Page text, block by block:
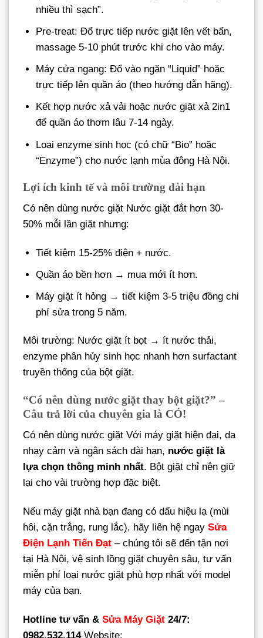
nhiều thì sạch”.
Pre-treat: Đổ trực tiếp nước giặt lên vết bẩn,
massage 5-10 phút trước khi cho vào máy.
Máy cửa ngang: Đổ vào ngăn “Liquid” hoặc
trực tiếp lên quần áo (theo hướng dẫn hãng).
Kết hợp nước xả vải hoặc nước giặt xả 2in1
để quần áo thơm lâu 7-14 ngày.
Loại enzyme sinh học (có chữ “Bio” hoặc
“Enzyme”) cho nước lạnh mùa đông Hà Nội.
Lợi ích kinh tế và môi trường dài hạn
Có nên dùng nước giặt Nước giặt đắt hơn 30-
50% mỗi lần giặt nhưng:
Tiết kiệm 15-25% điện + nước.
Quần áo bền hơn → mua mới ít hơn.
Máy giặt ít hỏng → tiết kiệm 3-5 triệu đồng chi
phí sửa trong 5 năm.
Môi trường: Nước giặt ít bọt → ít nước thải,
enzyme phân hủy sinh học nhanh hơn surfactant
truyền thống của bột giặt.
“Có nên dùng nước giặt thay bột giặt?” –
Câu trả lời của chuyên gia là CÓ!
Có nên dùng nước giặt Với máy giặt hiện đại, da
nhạy cảm và ngân sách dài hạn, nước giặt là
lựa chọn thông minh nhất. Bột giặt chỉ nên giữ
lại cho vài trường hợp đặc biệt.
Nếu máy giặt nhà bạn đang có dấu hiệu lạ (mùi
hôi, cặn trắng, rung lắc), hãy liên hệ ngay Sửa
Điện Lạnh Tiến Đạt – chúng tôi sẽ đến tận nơi
tại Hà Nội, vệ sinh lồng giặt chuyên sâu, tư vấn
miễn phí loại nước giặt phù hợp nhất với model
máy của bạn.
Hotline tư vấn & Sửa Máy Giặt 24/7:
0982.532.114Website: